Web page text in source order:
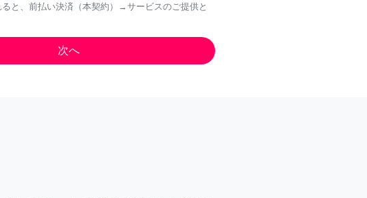
と、前払い決済（本契約）→サービスのご提供と